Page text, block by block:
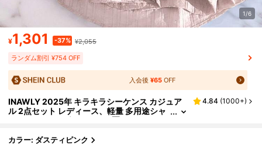
1/6
¥1,301 -37% ¥2,055
ランダム割引 ¥754 OFF
入会後¥65 OFF
INAWLY 2025年 キラキラシーケンス カジュア
ル 2点セット レディース、軽量 多用途シャ
ツ&ワイドレッグショーツ、夏
4.84 (1000+)
カラー: ダスティピンク